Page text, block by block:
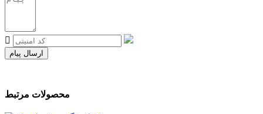
ارسال پیام
محصولات مرتبط